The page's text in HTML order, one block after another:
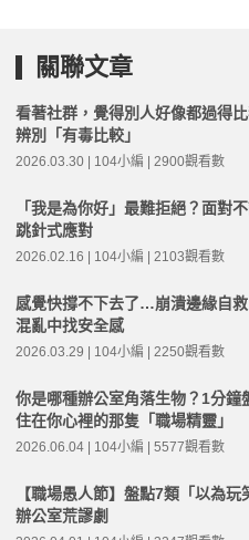
關聯文章
看著社群，覺得別人好像都過得
辨別「有毒比較」
2026.03.30 | 104小編 | 2900觀看數
「我是為你好」最難拒絕？面對
跳針式應對
2026.02.16 | 104小編 | 2103觀看數
感覺快撐不下去了…崩潰邊緣自救
混亂中找安全感
2026.03.29 | 104小編 | 2250觀看數
你是哪種辦公室角落生物？1分鐘
住在你心裡的那隻「職場精靈」
2026.06.04 | 104小編 | 5577觀看數
【職場愚人節】盤點7類「以為
辦公室荒謬劇